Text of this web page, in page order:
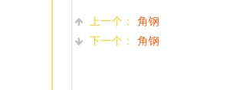
上一个：
角钢
下一个：
角钢